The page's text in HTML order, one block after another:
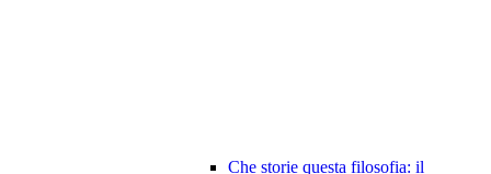
Che storie questa filosofia: il